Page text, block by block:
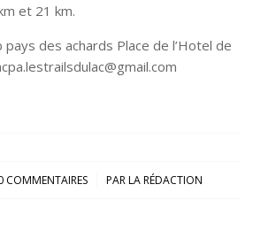
et 21 km.
pays des achards Place de l’Hotel de
COMMENTAIRES
/ PARLA RÉDACTION